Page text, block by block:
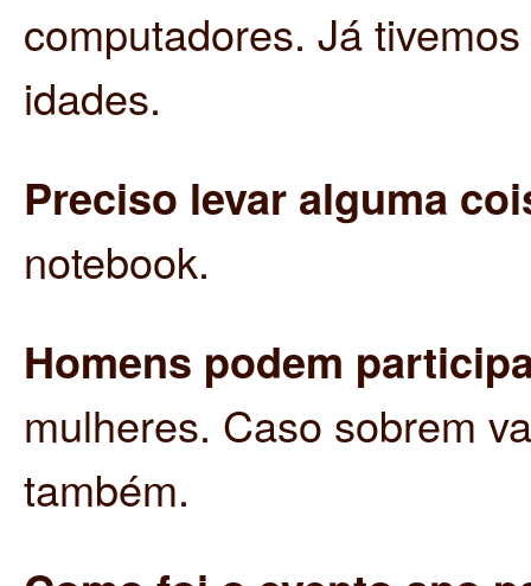
computadores. Já
idades.
Preciso levar alguma
notebook.
Homens podem
mulheres. Caso sobrem
também.